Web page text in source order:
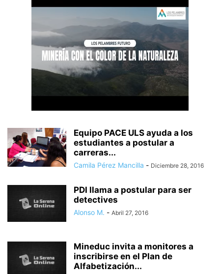
Equipo PACE ULS ayuda a los
estudiantes a postular a
carreras...
Camila Pérez Mancilla - Diciembre 28, 2016
PDI llama a postular para ser
detectives
Alonso M. - Abril 27, 2016
Mineduc invita a monitores a
inscribirse en el Plan de
Alfabetización...